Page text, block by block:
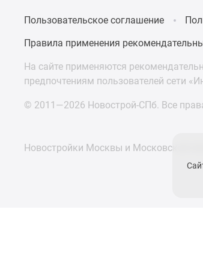
Пользовательское соглашение
Правила применения
На сайте применяются
предпочтениям пользователей сети
© 2011—2026 Новострой-СПб. Все
Новостройки Москвы и Московской